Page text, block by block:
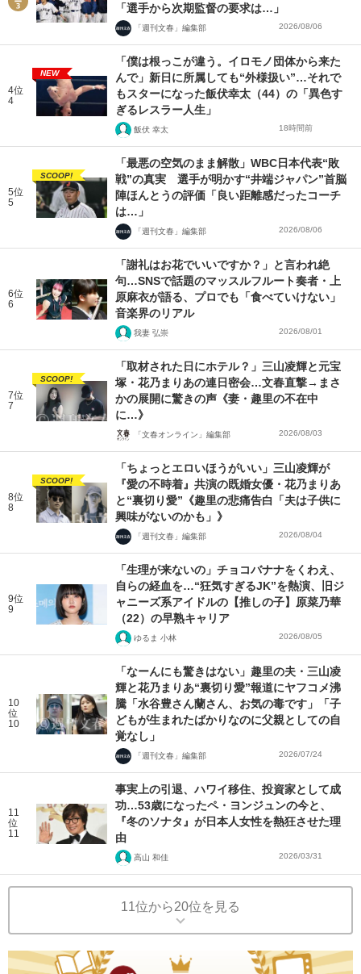
「選手から次期監督の要求は…」
「週刊文春」編集部 2026/08/06
4位
4
NEW
「僕は根っこが違う。イロモノ団体から来た
んで」新日に所属しても“外様扱い”…それで
もスターになった飯伏幸太（44）の「異色す
ぎるレスラー人生」
飯伏 幸太 18時間前
5位
5
SCOOP!
「最悪の空気のまま解散」WBC日本代表“敗
戦”の真実 選手が明かす“井端ジャパン”首脳
陣ほんとうの評価「良い距離感だったコーチ
は…」
「週刊文春」編集部 2026/08/06
6位
6
「謝礼はお花でいいですか？」と言われ絶
句…SNSで話題のマッスルフルート奏者・上
原麻衣が語る、プロでも「食べていけない」
音楽界のリアル
我妻 弘崇 2026/08/01
7位
7
SCOOP!
「取材された日にホテル？」三山凌輝と元宝
塚・花乃まりあの連日密会…文春直撃→まさ
かの展開に驚きの声《妻・趣里の不在中
に…》
「文春オンライン」編集部 2026/08/03
8位
8
SCOOP!
「ちょっとエロいほうがいい」三山凌輝が
『愛の不時着』共演の既婚女優・花乃まりあ
と“裏切り愛”《趣里の悲痛告白「夫は子供に
興味がないのかも」》
「週刊文春」編集部 2026/08/04
9位
9
「生理が来ないの」チョコバナナをくわえ、
自らの経血を…“狂気すぎるJK”を熱演、旧ジ
ャニーズ系アイドルの【推しの子】原菜乃華
（22）の早熟キャリア
ゆるま 小林 2026/08/05
10
位
10
「なーんにも驚きはない」趣里の夫・三山凌
輝と花乃まりあ“裏切り愛”報道にヤフコメ沸
騰「水谷豊さん蘭さん、お気の毒です」「子
どもが生まれたばかりなのに父親としての自
覚なし」
「週刊文春」編集部 2026/07/24
11
位
11
事実上の引退、ハワイ移住、投資家として成
功…53歳になったペ・ヨンジュンの今と、
『冬のソナタ』が日本人女性を熱狂させた理
由
高山 和佳 2026/03/31
11位から20位を見る